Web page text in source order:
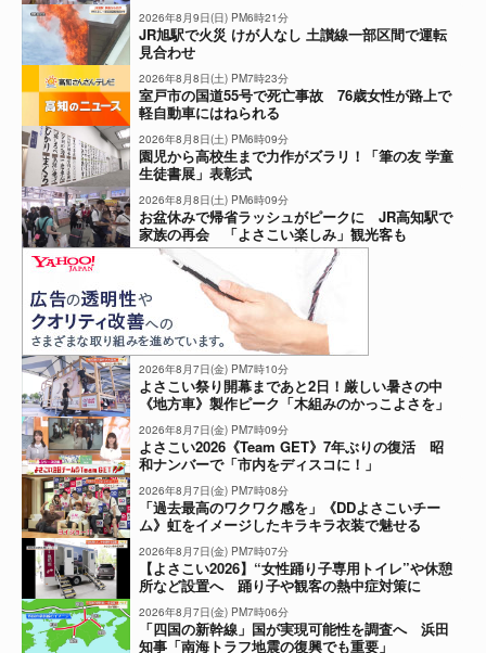
2026年8月9日(日) PM6時21分
JR旭駅で火災 けが人なし 土讃線一部区間で運転
見合わせ
2026年8月8日(土) PM7時23分
室戸市の国道55号で死亡事故 76歳女性が路上で
軽自動車にはねられる
2026年8月8日(土) PM6時09分
園児から高校生まで力作がズラリ！「筆の友 学童
生徒書展」表彰式
2026年8月8日(土) PM6時09分
お盆休みで帰省ラッシュがピークに JR高知駅で
家族の再会 「よさこい楽しみ」観光客も
2026年8月7日(金) PM7時10分
よさこい祭り開幕まであと2日！厳しい暑さの中
《地方車》製作ピーク「木組みのかっこよさを」
2026年8月7日(金) PM7時09分
よさこい2026《Team GET》7年ぶりの復活 昭
和ナンバーで「市内をディスコに！」
2026年8月7日(金) PM7時08分
「過去最高のワクワク感を」《DDよさこいチー
ム》虹をイメージしたキラキラ衣装で魅せる
2026年8月7日(金) PM7時07分
【よさこい2026】“女性踊り子専用トイレ”や休憩
所など設置へ 踊り子や観客の熱中症対策に
2026年8月7日(金) PM7時06分
「四国の新幹線」国が実現可能性を調査へ 浜田
知事「南海トラフ地震の復興でも重要」